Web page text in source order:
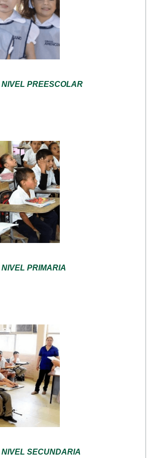
PREESCOLAR
PRIMARIA
SECUNDARIA